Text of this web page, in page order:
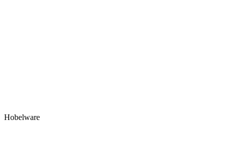
Hobelware